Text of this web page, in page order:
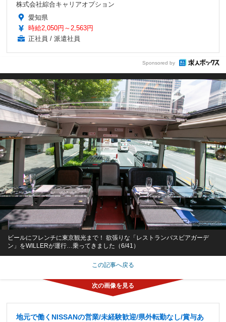
株式会社綜合キャリアオプション
愛知県
時給2,050円～2,563円
正社員 / 派遣社員
Sponsored by
ビールにフレンチに東京観光まで！ 欲張りな「レストランバスビアガーデ
ン」をWILLERが運行…乗ってきました（6/41）
この記事へ戻る
地元で働くNISSANの営業/未経験歓迎/県外転勤なし/賞与あ